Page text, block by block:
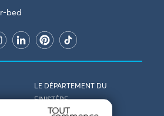
bed
LE DÉPARTEMENT DU
FINISTÈRE